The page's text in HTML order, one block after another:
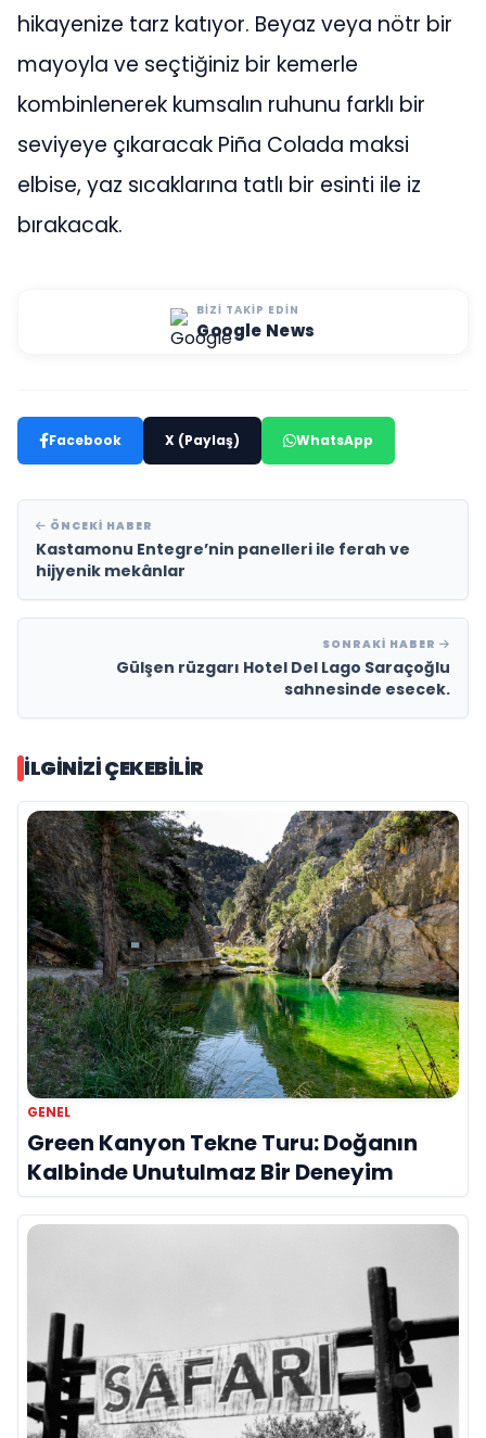
hikayenize tarz katıyor. Beyaz veya nötr bir
mayoyla ve seçtiğiniz bir kemerle
kombinlenerek kumsalın ruhunu farklı bir
seviyeye çıkaracak Piña Colada maksi
elbise, yaz sıcaklarına tatlı bir esinti ile iz
bırakacak.
BIZI TAKIP EDIN
Google News
Facebook X (Paylaş) WhatsApp
ÖNCEKI HABER
Kastamonu Entegre’nin panelleri ile ferah ve
hijyenik mekânlar
SONRAKI HABER
Gülşen rüzgarı Hotel Del Lago Saraçoğlu
sahnesinde esecek.
İLGINIZI ÇEKEBILIR
GENEL
Green Kanyon Tekne Turu: Doğanın
Kalbinde Unutulmaz Bir Deneyim